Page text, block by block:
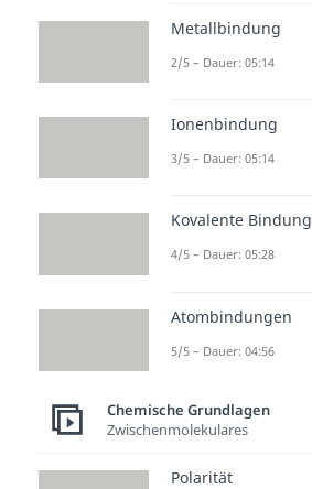
Metallbindung
2/5 – Dauer: 05:14
Ionenbindung
3/5 – Dauer: 05:14
Kovalente Bindung
4/5 – Dauer: 05:28
Atombindungen
5/5 – Dauer: 04:56
Chemische Grundlagen
Zwischenmolekulares
Polarität